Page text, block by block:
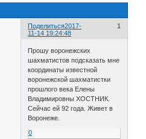
Поделиться 1
2017-
11-14 19:24:48
Прошу воронежских
шахматистов подсказать мне
координаты известной
воронежской шахматистки
прошлого века Елены
Владимировны ХОСТНИК.
Сейчас ей 92 года. Живет в
Воронеже.
0